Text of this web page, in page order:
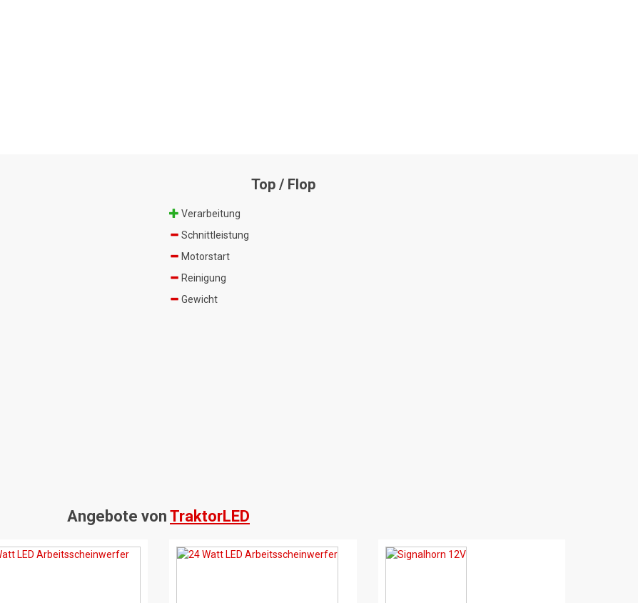
Top / Flop
Verarbeitung
Schnittleistung
Motorstart
Reinigung
Gewicht
Angebote von TraktorLED